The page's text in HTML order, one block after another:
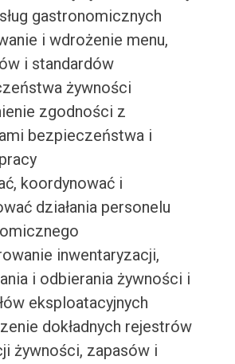
gastronomicznych
i wdrożenie menu,
i standardów
żywności
zgodności z
bezpieczeństwa i
koordynować i
działania personelu
inwentaryzacji,
i odbierania żywności i
eksploatacyjnych
dokładnych rejestrów
żywności, zapasów i